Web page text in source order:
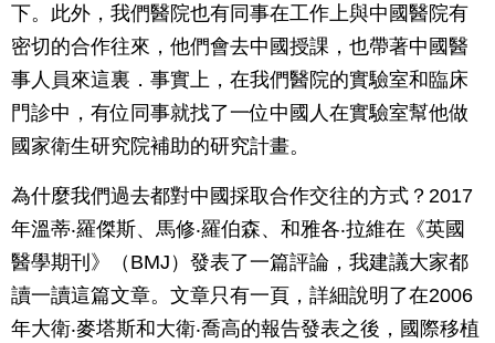
下。此外，我們醫院也有同事在工作上與中國醫院有
密切的合作往來，他們會去中國授課，也帶著中國醫
事人員來這裏．事實上，在我們醫院的實驗室和臨床
門診中，有位同事就找了一位中國人在實驗室幫他做
國家衛生研究院補助的研究計畫。
為什麼我們過去都對中國採取合作交往的方式？2017
年溫蒂‧羅傑斯、馬修‧羅伯森、和雅各‧拉維在《英國
醫學期刊》（BMJ）發表了一篇評論，我建議大家都
讀一讀這篇文章。文章只有一頁，詳細說明了在2006
年大衛‧麥塔斯和大衛‧喬高的報告發表之後，國際移植